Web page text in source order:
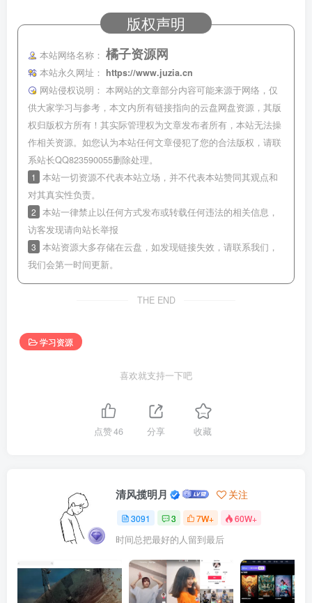
版权声明
本站网络名称： 橘子资源网
本站永久网址：
https://www.juzia.cn
网站侵权说明： 本网站的文章部分内容可能来源于网络，仅
供大家学习与参考，本文内所有链接指向的云盘网盘资源，其版
权归版权方所有！其实际管理权为文章发布者所有，本站无法操
作相关资源。如您认为本站任何文章侵犯了您的合法版权，请联
系站长QQ823590055删除处理。
1
本站一切资源不代表本站立场，并不代表本站赞同其观点和
对其真实性负责。
2 本站一律禁止以任何方式发布或转载任何违法的相关信息，
访客发现请向站长举报
3 本站资源大多存储在云盘，如发现链接失效，请联系我们，
我们会第一时间更新。
THE END
学习资源
喜欢就支持一下吧
点赞46 分享 收藏
清风揽明月 关注
3091 3 7W+ 60W+
时间总把最好的人留到最后